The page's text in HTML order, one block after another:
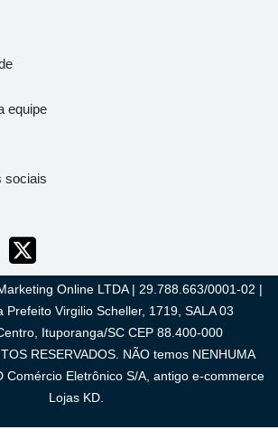
equipe
sociais
Online LTDA | 29.788.663/0001-02 |
Prefeito Virgilio Scheller, 1719, SALA 03
Ituporanga/SC CEP 88.400-000
RESERVADOS. NÃO temos NENHUMA
Comércio Eletrônico S/A, antigo e-commerce
Lojas KD.